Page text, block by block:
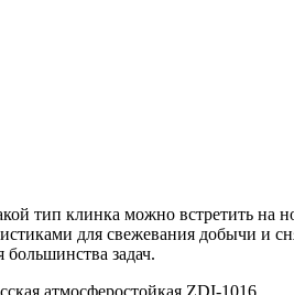
тип клинка можно встретить на
для свежевания добычи и
задач.